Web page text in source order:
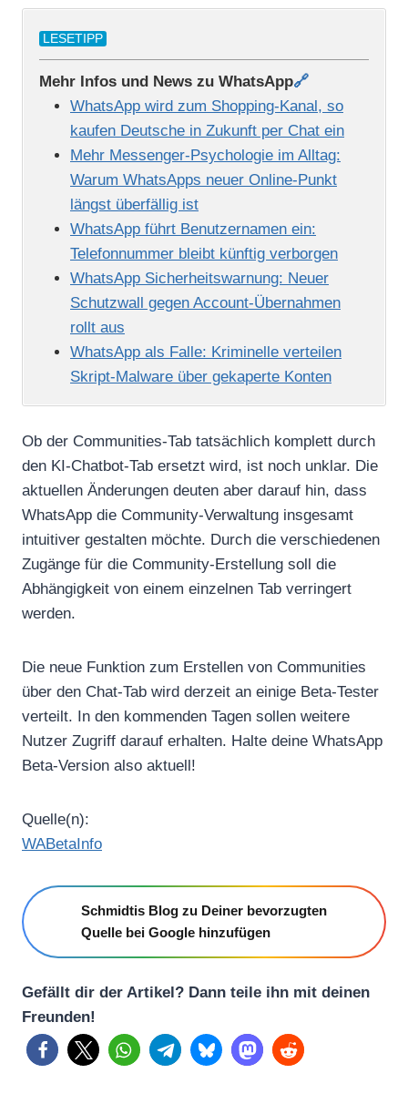
LESETIPP
Mehr Infos und News zu WhatsApp🔗
WhatsApp wird zum Shopping-Kanal, so
kaufen Deutsche in Zukunft per Chat ein
Mehr Messenger-Psychologie im Alltag:
Warum WhatsApps neuer Online-Punkt
längst überfällig ist
WhatsApp führt Benutzernamen ein:
Telefonnummer bleibt künftig verborgen
WhatsApp Sicherheitswarnung: Neuer
Schutzwall gegen Account-Übernahmen
rollt aus
WhatsApp als Falle: Kriminelle verteilen
Skript-Malware über gekaperte Konten
Ob der Communities-Tab tatsächlich komplett durch
den KI-Chatbot-Tab ersetzt wird, ist noch unklar. Die
aktuellen Änderungen deuten aber darauf hin, dass
WhatsApp die Community-Verwaltung insgesamt
intuitiver gestalten möchte. Durch die verschiedenen
Zugänge für die Community-Erstellung soll die
Abhängigkeit von einem einzelnen Tab verringert
werden.
Die neue Funktion zum Erstellen von Communities
über den Chat-Tab wird derzeit an einige Beta-Tester
verteilt. In den kommenden Tagen sollen weitere
Nutzer Zugriff darauf erhalten. Halte deine WhatsApp
Beta-Version also aktuell!
Quelle(n):
WABetaInfo
Schmidtis Blog zu Deiner bevorzugten
Quelle bei Google hinzufügen
Gefällt dir der Artikel? Dann teile ihn mit deinen
Freunden!